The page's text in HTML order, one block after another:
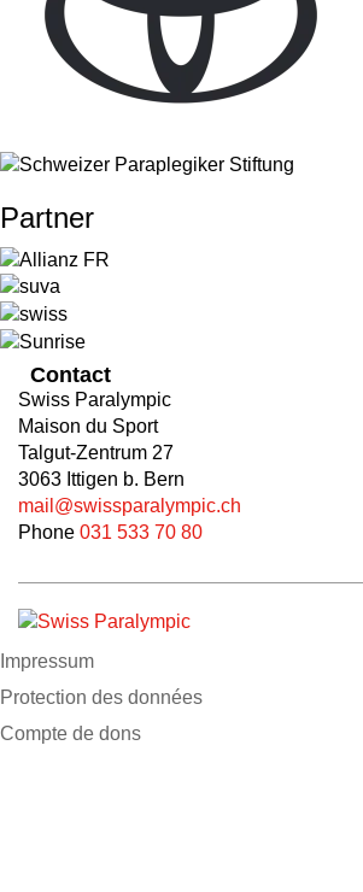
Partner
Contact
Swiss Paralympic
Maison du Sport
Talgut-Zentrum 27
3063 Ittigen b. Bern
mail@swissparalympic.ch
Phone 031 533 70 80
Impressum
Protection des données
Compte de dons